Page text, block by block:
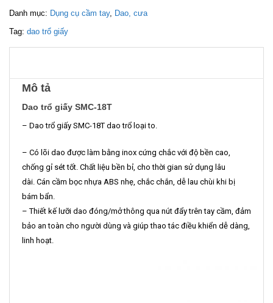
Danh mục: Dụng cụ cầm tay, Dao, cưa
Tag: dao trổ giấy
Mô tả
Dao trổ giấy SMC-18T
– Dao trổ giấy SMC-18T dao trổ loại to.
– Có lõi dao được làm bằng inox cứng chắc với độ bền cao,
chống gỉ sét tốt. Chất liệu bền bỉ, cho thời gian sử dụng lâu
dài. Cán cầm bọc nhựa ABS nhẹ, chắc chắn, dễ lau chùi khi bị
bám bẩn.
– Thiết kế lưỡi dao đóng/mở thông qua nút đẩy trên tay cầm, đảm
bảo an toàn cho người dùng và giúp thao tác điều khiển dễ dàng,
linh hoạt.